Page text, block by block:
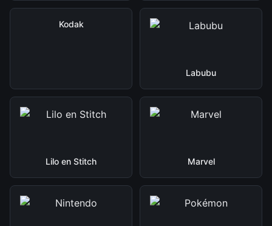
Kodak
Labubu
Lilo en Stitch Marvel